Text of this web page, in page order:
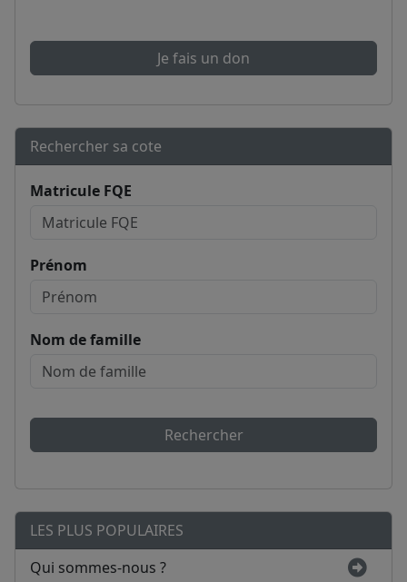
Je fais un don
Rechercher sa cote
Matricule FQE
Prénom
Nom de famille
Rechercher
LES PLUS POPULAIRES
Qui sommes-nous ?